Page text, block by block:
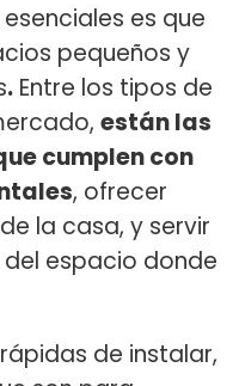
es que
pequeños y
. Entre los tipos de
están las
cumplen con
, ofrecer
la casa, y servir
espacio donde
de instalar,